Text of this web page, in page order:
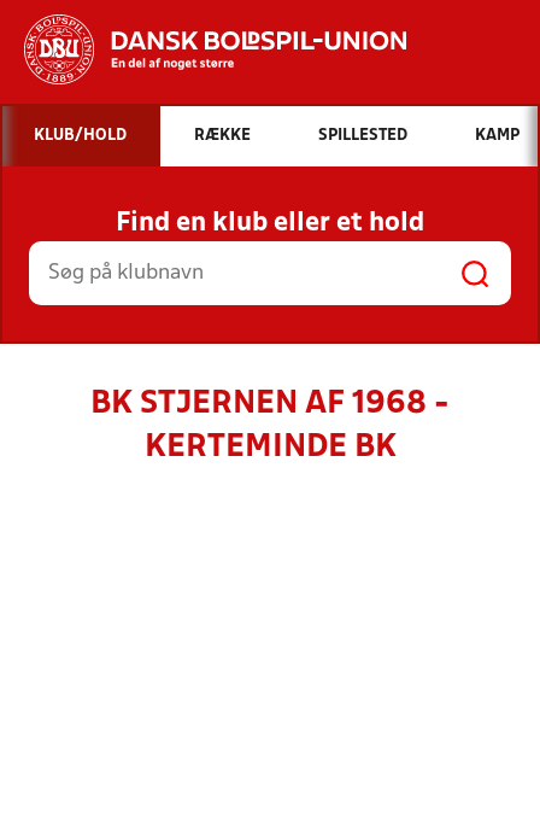
Hvad vil du søge efter?
INDHOLD OG NYHEDER
STILLINGER, RESULTATER, KLUBBER OG
HOLD
KLUB/HOLD RÆKKE SPILLESTED KAMP
Find en klub eller et hold
BK STJERNEN AF 1968 -
KERTEMINDE BK